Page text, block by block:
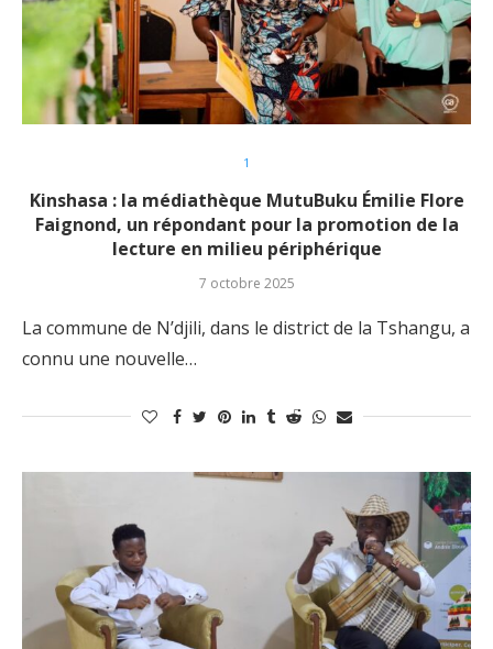
1
Kinshasa : la médiathèque MutuBuku Émilie Flore
Faignond, un répondant pour la promotion de la
lecture en milieu périphérique
7 octobre 2025
La commune de N’djili, dans le district de la Tshangu, a
connu une nouvelle…